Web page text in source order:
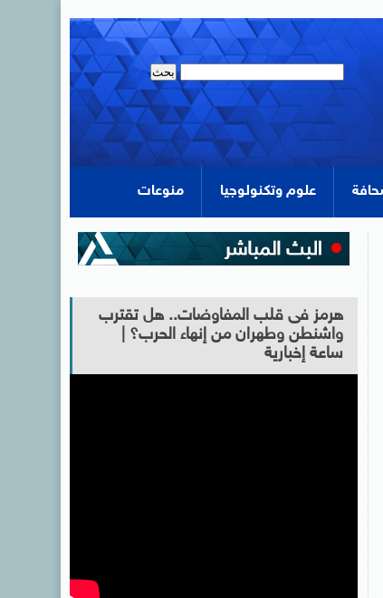
علوم وتكنولوجيا منوعات
هرمز فى قلب المفاوضات.. هل تقترب
واشنطن وطهران من إنهاء الحرب؟ |
ساعة إخبارية